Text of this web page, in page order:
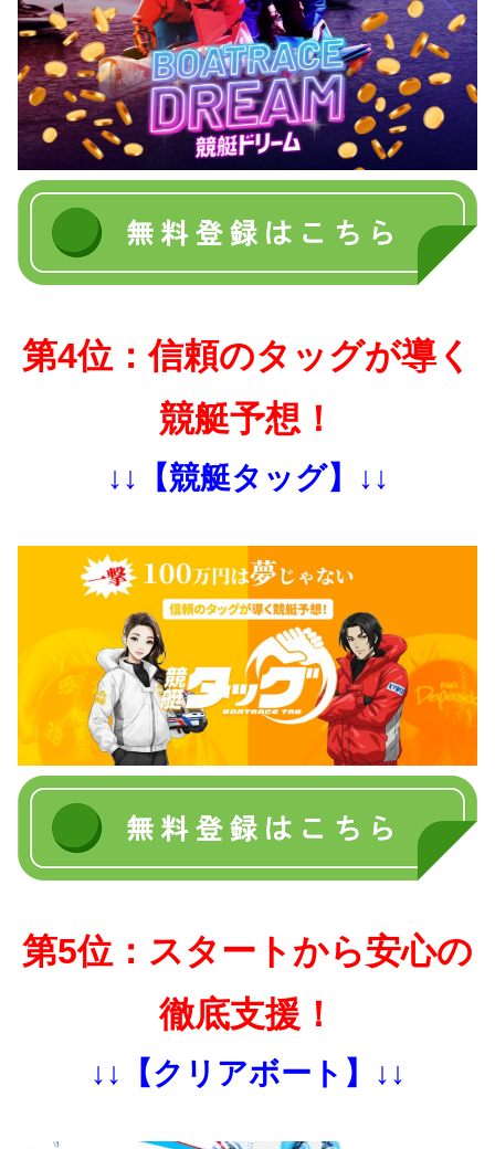
第4位：信頼のタッグが導く
競艇予想！
↓↓【競艇タッグ】↓↓
第5位：スタートから安心の
徹底支援！
↓↓【クリアボート】↓↓